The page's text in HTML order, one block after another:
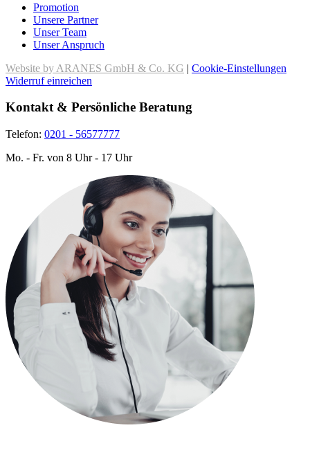
Promotion
Unsere Partner
Unser Team
Unser Anspruch
Website by ARANES GmbH & Co. KG | Cookie-Einstellungen
Widerruf einreichen
Kontakt & Persönliche Beratung
Telefon: 0201 - 56577777
Mo. - Fr. von 8 Uhr - 17 Uhr